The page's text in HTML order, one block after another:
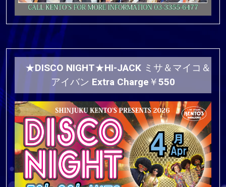
★DISCO NIGHT★HI-JACK ミサ＆マイコ＆
アイバン Extra Charge￥550